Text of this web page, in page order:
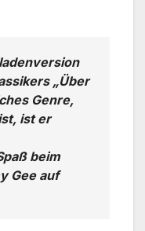
„Über
Genre,
ist er
beim
Gee auf